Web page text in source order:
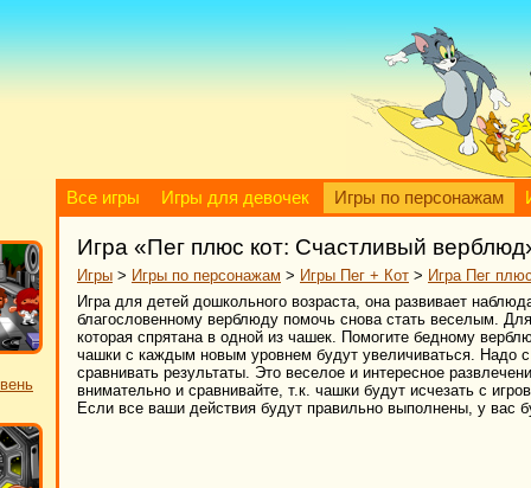
Все игры Игры для девочек Игры по персонажам
Игра «Пег плюс кот: Счастливый
Игры > Игры по персонажам > Игры Пег + Кот > Игра Пег
Игра для детей дошкольного возраста, она развивает
благословенному верблюду помочь снова стать веселым.
которая спрятана в одной из чашек. Помогите бедному
чашки с каждым новым уровнем будут увеличиваться.
сравнивать результаты. Это веселое и интересное
внимательно и сравнивайте, т.к. чашки будут исчезать с
Если все ваши действия будут правильно выполнены, у вас